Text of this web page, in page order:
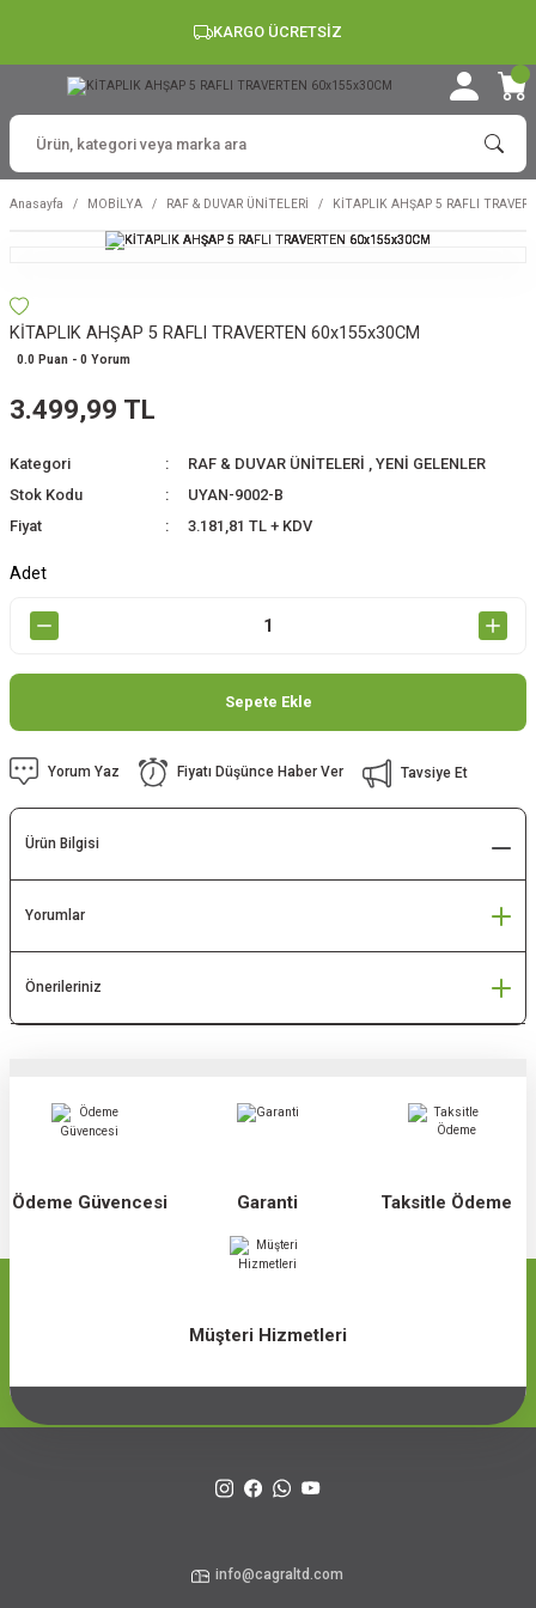
KARGO ÜCRETSİZ
Anasayfa MOBİLYA RAF & DUVAR ÜNİTELERİ KİTAPLIK AHŞAP 5 RAFLI
KİTAPLIK AHŞAP 5 RAFLI TRAVERTEN 60x155x30CM
0.0 Puan - 0 Yorum
3.499,99 TL
Kategori RAF & DUVAR ÜNİTELERİ , YENİ GELENLER
Stok Kodu
UYAN-9002-B
Fiyat
3.181,81 TL + KDV
Adet
Sepete Ekle
Yorum Yaz Fiyatı Düşünce Haber Ver Tavsiye Et
Ürün Bilgisi
Yorumlar
Önerileriniz
Ödeme Güvencesi Garanti Taksitle Ödeme
Müşteri Hizmetleri
info@cagraltd.com